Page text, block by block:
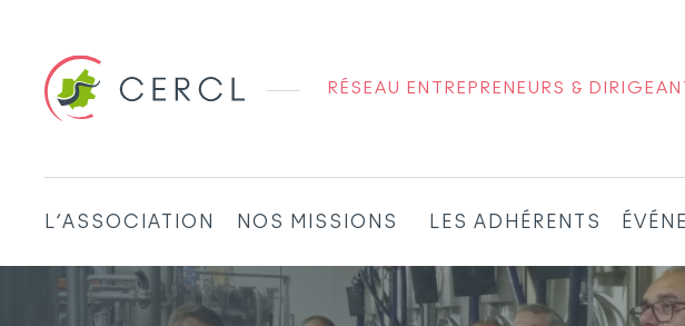
RÉSEAU ENTREPRENEURS &
L’ASSOCIATION NOS MISSIONS LES ADHÉRENTS